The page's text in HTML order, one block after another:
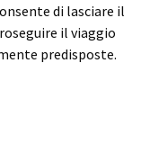
di lasciare il
il viaggio
predisposte.